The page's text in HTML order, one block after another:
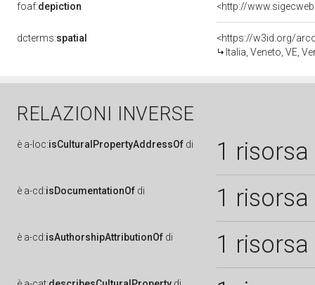
foaf:depiction <http://
dcterms:spatial
<https://w3id.org/
Italia, Veneto, VE,
RELAZIONI INVERSE
è a-loc:isCulturalPropertyAddressOf di 1 risorsa
è a-cd:isDocumentationOf di 1 risorsa
è a-cd:isAuthorshipAttributionOf di 1 risorsa